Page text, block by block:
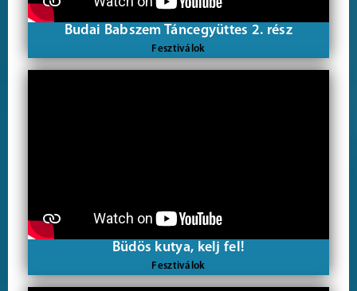
Budai Babszem Táncegyüttes 2. rész
Fesztiválok
Büdös kutya, kelj fel!
Fesztiválok